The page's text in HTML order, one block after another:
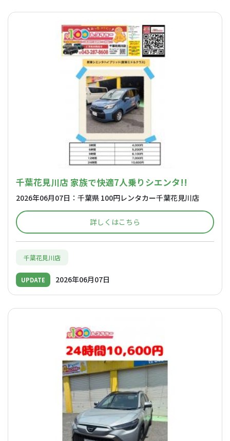
千葉花見川店 家族で快適7人乗りシエンタ!!
2026年06月07日：千葉県 100円レンタカー千葉花見川店
詳しくはこちら
千葉花見川店
UPDATE 2026年06月07日